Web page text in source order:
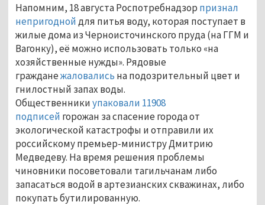
Напомним, 18 августа Роспотребнадзор признал
непригоднойдля питья воду, которая поступает в
жилые дома из Черноисточинского пруда (на ГГМ и
Вагонку), её можно использовать только «на
хозяйственные нужды». Рядовые
гражданежаловались на подозрительный цвет и
гнилостный запах воды.
Общественникиупаковали 11908
подписей горожан за спасение города от
экологической катастрофы и отправили их
российскому премьер-министру Дмитрию
Медведеву. На время решения проблемы
чиновники посоветовали тагильчанам либо
запасаться водой в артезианских скважинах, либо
покупать бутилированную.